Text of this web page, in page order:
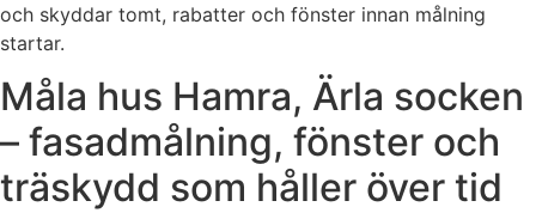
och skyddar tomt, rabatter och fönster innan målning
startar.
Måla hus Hamra, Ärla socken
– fasadmålning, fönster och
träskydd som håller över tid